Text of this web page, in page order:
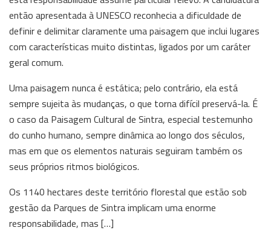
então apresentada à UNESCO reconhecia a dificuldade de
definir e delimitar claramente uma paisagem que inclui lugares
com características muito distintas, ligados por um caráter
geral comum.
Uma paisagem nunca é estática; pelo contrário, ela está
sempre sujeita às mudanças, o que torna difícil preservá-la. É
o caso da Paisagem Cultural de Sintra, especial testemunho
do cunho humano, sempre dinâmica ao longo dos séculos,
mas em que os elementos naturais seguiram também os
seus próprios ritmos biológicos.
Os 1140 hectares deste território florestal que estão sob
gestão da Parques de Sintra implicam uma enorme
responsabilidade, mas […]